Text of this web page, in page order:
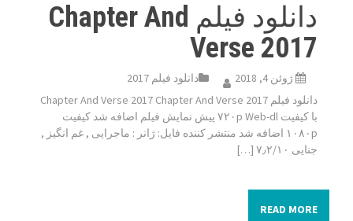
دانلود فیلم Chapter And
Verse 2017
ژوئن 4, 2018
دانلود فیلم 2017
دانلود فیلم Chapter And Verse 2017 Chapter And Verse 2017
با کیفیت ۷۲۰p Web-dl پیش نمایش فیلم اضافه شد کیفیت
۱۰۸۰p اضافه شد منتشر کننده فایل: ژانر : ماجرایی , غم انگیز ,
جنایی ۷٫۲/۱۰ […]
READ MORE